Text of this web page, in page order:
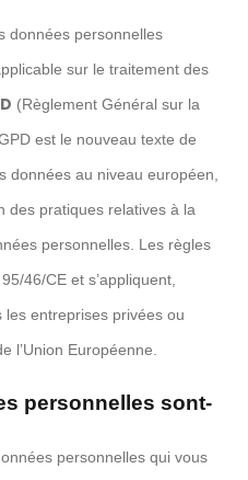
données personnelles
sur le traitement des
(Règlement Général sur la
est le nouveau texte de
données au niveau européen,
des pratiques relatives à la
personnelles. Les règles
46/CE et s’appliquent,
entreprises privées ou
l’Union Européenne.
personnelles sont-
personnelles qui vous